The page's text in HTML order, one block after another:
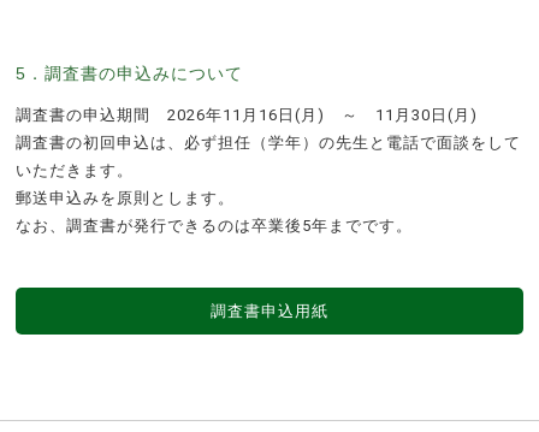
5．調査書の申込みについて
調査書の申込期間 2026年11月16日(月) ～ 11月30日(月)
調査書の初回申込は、必ず担任（学年）の先生と電話で面談をして
いただきます。
郵送申込みを原則とします。
なお、調査書が発行できるのは卒業後5年までです。
調査書申込用紙